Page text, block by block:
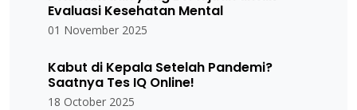
Evaluasi Kesehatan Mental
01 November 2025
Kabut di Kepala Setelah Pandemi?
Saatnya Tes IQ Online!
18 October 2025